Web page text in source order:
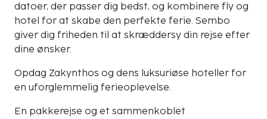
datoer, der passer dig bedst, og kombinere fly og
hotel for at skabe den perfekte ferie. Sembo
giver dig friheden til at skræddersy din rejse efter
dine ønsker.
Opdag Zakynthos og dens luksuriøse hoteller for
en uforglemmelig ferieoplevelse.
En pakkerejse og et sammenkoblet